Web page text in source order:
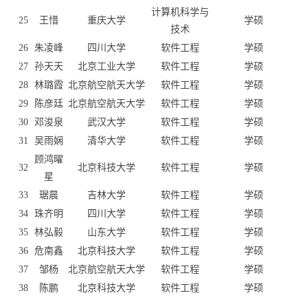
25 王惜 重庆大学
计算机科学与
技术
学硕
26 朱凌峰 四川大学 软件工程
学硕
27
孙天天 北京工业大学 软件工程
学硕
28
林璐霞 北京航空航天大学 软件工程
学硕
29
陈彦廷 北京航空航天大学 软件工程
学硕
30
邓浚泉 武汉大学 软件工程
学硕
31
吴雨娴 清华大学 软件工程 学硕
32
顾鸿曜
星
北京科技大学 软件工程 学硕
33 琚晨 吉林大学 软件工程
学硕
34
珠齐明 四川大学 软件工程
学硕
35
林弘毅 山东大学 软件工程
学硕
36
危南鑫 北京科技大学 软件工程
学硕
37
邹杨 北京航空航天大学 软件工程
学硕
38
陈鹏 北京科技大学 软件工程 学硕